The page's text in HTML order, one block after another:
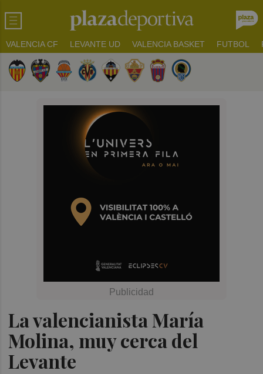
VALENCIA CF LEVANTE UD VALENCIA BASKET FUTBOL
La valencianista María
Molina, muy cerca del
Levante